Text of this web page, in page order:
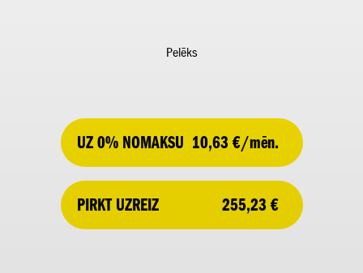
Pelēks
UZ 0% NOMAKSU 10,63 €/mēn.
PIRKT UZREIZ 255,23 €